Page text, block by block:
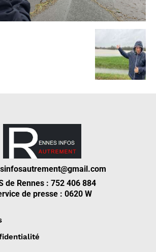
de Rennes : 752 406 884
de presse : 0620 W